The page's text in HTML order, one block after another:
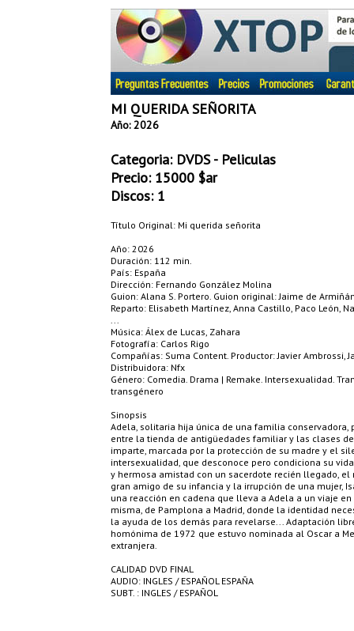
MI QUERIDA SEÑORITA
Año: 2026
Categoria: DVDS - Peliculas
Precio: 15000 $ar
Discos: 1
Título Original: Mi querida señorita
Año: 2026
Duración: 112 min.
País: España
Dirección: Fernando González Molina
Guion: Alana S. Portero. Guion original: Jaime de
Reparto: Elisabeth Martínez, Anna Castillo, Paco León,
...
Música: Álex de Lucas, Zahara
Fotografía: Carlos Rigo
Compañías: Suma Content. Productor: Javier Ambrossi,
Distribuidora: Nfx
Género: Comedia. Drama | Remake. Intersexualidad.
transgénero
Sinopsis
Adela, solitaria hija única de una familia conservadora,
entre la tienda de antigüedades familiar y las clases
imparte, marcada por la protección de su madre y el
intersexualidad, que desconoce pero condiciona su
y hermosa amistad con un sacerdote recién llegado, el
gran amigo de su infancia y la irrupción de una mujer,
una reacción en cadena que lleva a Adela a un viaje
misma, de Pamplona a Madrid, donde la identidad
la ayuda de los demás para revelarse... Adaptación
homónima de 1972 que estuvo nominada al Oscar a
extranjera.
CALIDAD DVD FINAL
AUDIO: INGLES / ESPAÑOL ESPAÑA
SUBT. : INGLES / ESPAÑOL